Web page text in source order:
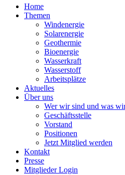
Home
Themen
Windenergie
Solarenergie
Geothermie
Bioenergie
Wasserkraft
Wasserstoff
Arbeitsplätze
Aktuelles
Über uns
Wer wir sind und was
Geschäftsstelle
Vorstand
Positionen
Jetzt Mitglied werden
Kontakt
Presse
Mitglieder Login